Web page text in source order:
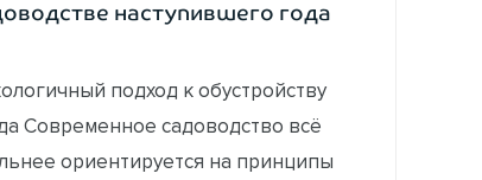
наступившего года
подход к обустройству
Современное садоводство всё
ориентируется на принципы